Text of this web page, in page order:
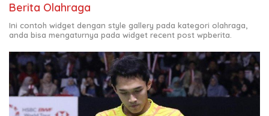
Berita Olahraga
Ini contoh widget dengan style gallery pada kategori olahraga,
anda bisa mengaturnya pada widget recent post wpberita.